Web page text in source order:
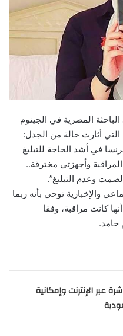
الباحثة المصرية في الجينوم
أثارت حالة من الجدل:
في أشد الحاجة للتبليغ
وأجهزتي مخترقة..
وعدم التبليغ”.
والإخبارية توحي بأنه ربما
كانت مراقبة، وفقا
حامد.
عبر الإنترنت وإمكانية